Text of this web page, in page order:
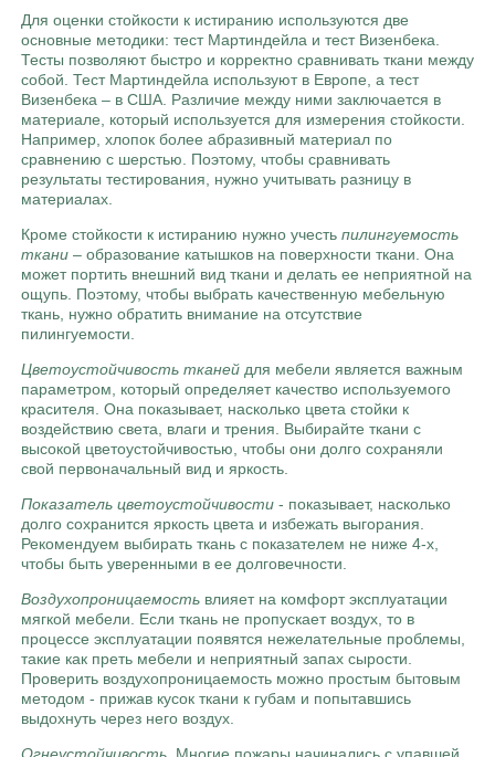
Для оценки стойкости к истиранию используются две
основные методики: тест Мартиндейла и тест Визенбека.
Тесты позволяют быстро и корректно сравнивать ткани между
собой. Тест Мартиндейла используют в Европе, а тест
Визенбека – в США. Различие между ними заключается в
материале, который используется для измерения стойкости.
Например, хлопок более абразивный материал по
сравнению с шерстью. Поэтому, чтобы сравнивать
результаты тестирования, нужно учитывать разницу в
материалах.
Кроме стойкости к истиранию нужно учесть пилингуемость
ткани – образование катышков на поверхности ткани. Она
может портить внешний вид ткани и делать ее неприятной на
ощупь. Поэтому, чтобы выбрать качественную мебельную
ткань, нужно обратить внимание на отсутствие
пилингуемости.
Цветоустойчивость тканей для мебели является важным
параметром, который определяет качество используемого
красителя. Она показывает, насколько цвета стойки к
воздействию света, влаги и трения. Выбирайте ткани с
высокой цветоустойчивостью, чтобы они долго сохраняли
свой первоначальный вид и яркость.
Показатель цветоустойчивости - показывает, насколько
долго сохранится яркость цвета и избежать выгорания.
Рекомендуем выбирать ткань с показателем не ниже 4-х,
чтобы быть уверенными в ее долговечности.
Воздухопроницаемость влияет на комфорт эксплуатации
мягкой мебели. Если ткань не пропускает воздух, то в
процессе эксплуатации появятся нежелательные проблемы,
такие как преть мебели и неприятный запах сырости.
Проверить воздухопроницаемость можно простым бытовым
методом - прижав кусок ткани к губам и попытавшись
выдохнуть через него воздух.